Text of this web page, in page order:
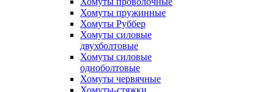
Хомуты пружинные
Хомуты Руббер
Хомуты силовые
двухболтовые
Хомуты силовые
одноболтовые
Хомуты червячные
Хомуты-стяжки